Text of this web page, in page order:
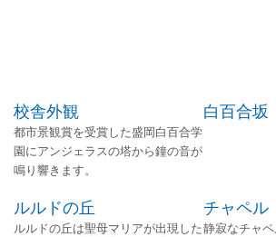
校舎外観
都市景観賞を受賞した盛岡白百合学
園にアンジェラスの塔から鐘の音が
鳴り響きます。
白百合坂
ルルドの丘
ルルドの丘は聖母マリアが出現した
チャペル​
静寂なチャ